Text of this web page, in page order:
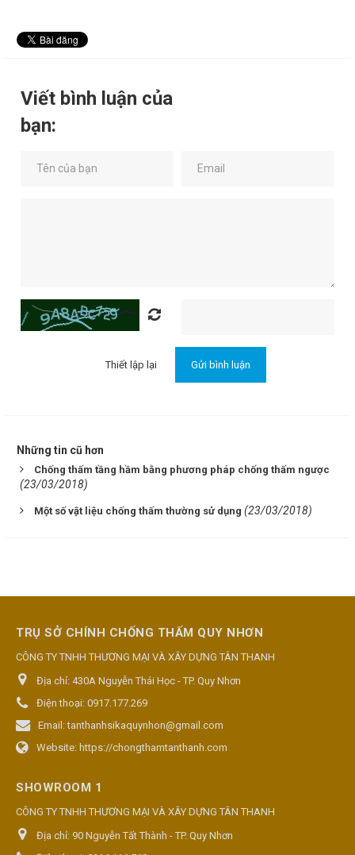
Viết bình luận của
bạn:
Những tin cũ hơn
Chống thấm tầng hầm bằng phương pháp chống thấm ngược
(23/03/2018)
Một số vật liệu chống thấm thường sử dụng (23/03/2018)
TRỤ SỞ CHÍNH CHỐNG THẤM QUY NHƠN
CÔNG TY TNHH THƯƠNG MẠI VÀ XÂY DỰNG TÂN THANH
Địa chỉ: 430A Nguyễn Thái Học - TP. Quy Nhơn
Điện thoại: 0917.177.269
Email:tanthanhsikaquynhon@gmail.com
Website: https://chongthamtanthanh.com
SHOWROOM 1
CÔNG TY TNHH THƯƠNG MẠI VÀ XÂY DỰNG TÂN THANH
Địa chỉ: 90 Nguyễn Tất Thành - TP. Quy Nhơn